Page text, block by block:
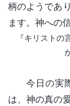
柄のようであ
ます。神への
『キリスト
今日の実
は、神の真の